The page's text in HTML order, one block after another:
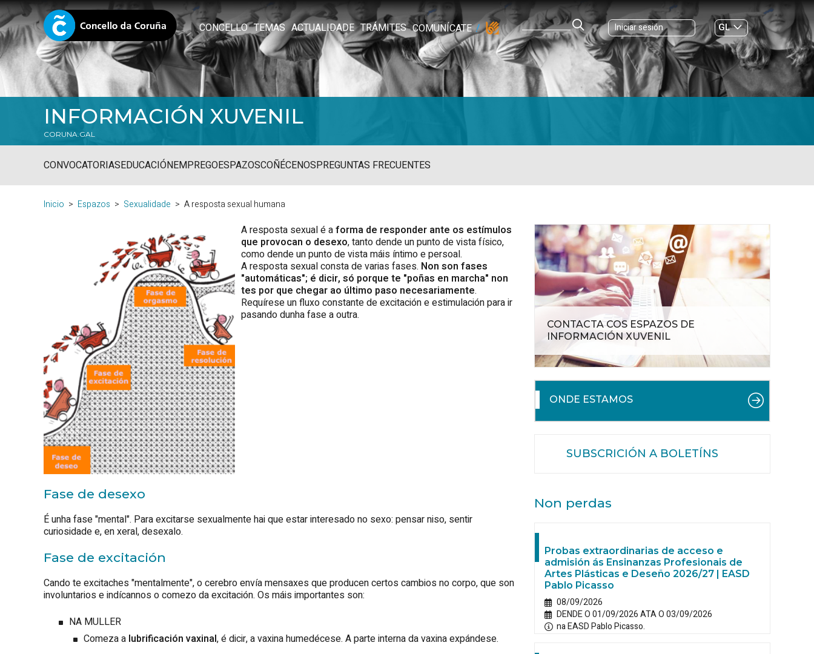
CONCELLO TEMAS ACTUALIDADE TRÁMITES COMUNÍCATE Iniciar sesión
GL
ES|
INFORMACIÓN XUVENIL
CORUNA.GAL
CONVOCATORIASEDUCACIÓNEMPREGOESPAZOSCOÑÉCENOSPREGUNTAS FRECUENTES
Inicio Espazos Sexualidade A resposta sexual humana
A resposta sexual é aforma de responder ante os estímulos
que provocan o desexo, tanto dende un punto de vista físico,
como dende un punto de vista máis íntimo e persoal.
A resposta sexual consta de varias fases. Non son fases
"automáticas"; é dicir, só porque te "poñas en marcha" non
tes por que chegar ao último paso necesariamente.
Requírese un fluxo constante de excitación e estimulación para ir
pasando dunha fase a outra.
Fase de desexo
É unha fase "mental". Para excitarse sexualmente hai que estar interesado no sexo: pensar niso, sentir
curiosidade e, en xeral, desexalo.
Fase de excitación
Cando te excitaches "mentalmente", o cerebro envía mensaxes que producen certos cambios no corpo, que son
involuntarios e indícannos o comezo da excitación. Os máis importantes son:
NA MULLER
Comeza a lubrificación vaxinal, é dicir, a vaxina humedécese. A parte interna da vaxina expándese.
CONTACTA COS ESPAZOS DE
INFORMACIÓN XUVENIL
ONDE ESTAMOS
SUBSCRICIÓN A BOLETÍNS
Non perdas
Probas extraordinarias de acceso e
admisión ás Ensinanzas Profesionais de
Artes Plásticas e Deseño 2026/27 | EASD
Pablo Picasso
08/09/2026
DENDE O 01/09/2026 ATA O 03/09/2026
na EASD Pablo Picasso.